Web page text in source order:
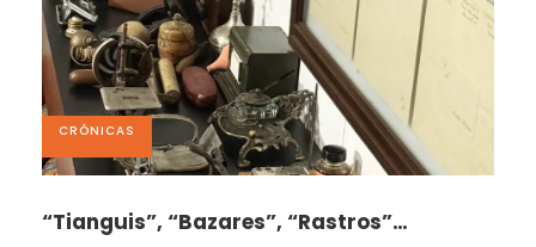
CRÓNICAS
“Tianguis”, “Bazares”, “Rastros”…